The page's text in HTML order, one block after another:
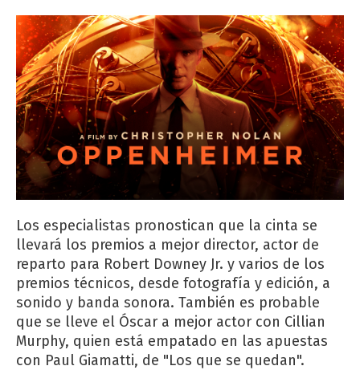
Los especialistas pronostican que la cinta se
llevará los premios a mejor director, actor de
reparto para Robert Downey Jr. y varios de los
premios técnicos, desde fotografía y edición, a
sonido y banda sonora. También es probable
que se lleve el Óscar a mejor actor con Cillian
Murphy, quien está empatado en las apuestas
con Paul Giamatti, de "Los que se quedan".